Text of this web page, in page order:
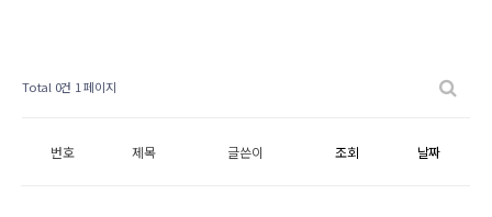
Total 0건 1 페이지
번호 제목 글쓴이 조회 날짜